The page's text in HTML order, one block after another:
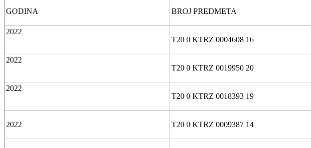
GODINA BROJ PREDMETA
2022
T20 0 KTRZ 0004608 16
2022
T20 0 KTRZ 0019950 20
2022
T20 0 KTRZ 0018393 19
2022 T20 0 KTRZ 0009387 14